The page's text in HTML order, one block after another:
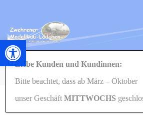
Werkzeugleiste öffnen
springen
HOME
Startseite 1:18 Modellautos Sonstige
450026300 John Deere 7810 1:18
Liebe Kunden und Kundinnen:
Bitte beachtet, dass ab März – Oktober
unser GeschäftMITTWOCHS